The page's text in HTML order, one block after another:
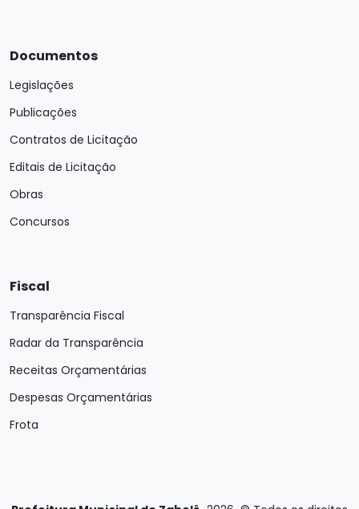
Documentos
Legislações
Publicações
Contratos de Licitação
Editais de Licitação
Obras
Concursos
Fiscal
Transparência Fiscal
Radar da Transparência
Receitas Orçamentárias
Despesas Orçamentárias
Frota